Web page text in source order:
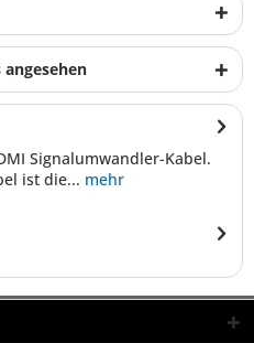
Signalumwandler-Kabel.
ist die... mehr